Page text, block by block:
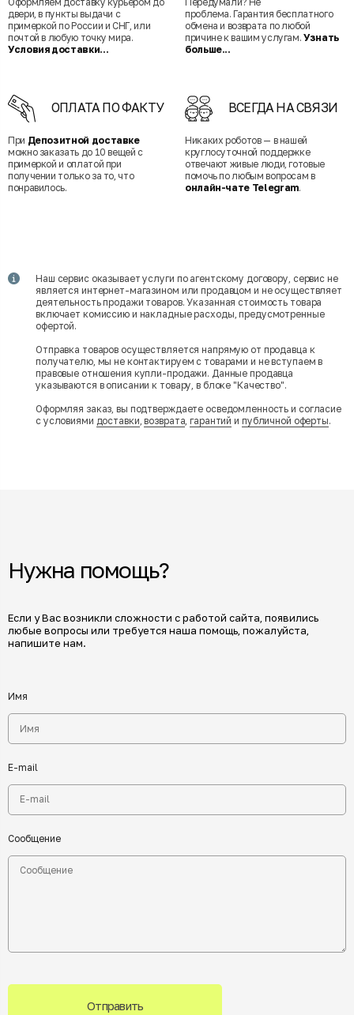
двери, в пункты выдачи с
примеркой по России и СНГ, или
почтой в любую точку мира.
Условия доставки...
проблема. Гарантия бесплатного
обмена и возврата по любой
причине к вашим услугам. Узнать
больше...
ОПЛАТА ПО ФАКТУ
При Депозитной доставке
можно заказать до 10 вещей с
примеркой и оплатой при
получении только за то, что
понравилось.
ВСЕГДА НА СВЯЗИ
Никаких роботов — в нашей
круглосуточной поддержке
отвечают живые люди, готовые
помочь по любым вопросам в
онлайн-чате Telegram.
Наш сервис оказывает услуги по агентскому договору, сервис не
является интернет-магазином или продавцом и не осуществляет
деятельность продажи товаров. Указанная стоимость товара
включает комиссию и накладные расходы, предусмотренные
офертой.
Отправка товаров осуществляется напрямую от продавца к
получателю, мы не контактируем с товарами и не вступаем в
правовые отношения купли-продажи. Данные продавца
указываются в описании к товару, в блоке "Качество".
Оформляя заказ, вы подтверждаете осведомленность и согласие
с условиями доставки,возврата,гарантий и публичной оферты.
Нужна помощь?
Если у Вас возникли сложности с работой сайта, появились
любые вопросы или требуется наша помощь, пожалуйста,
напишите нам.
Имя
E-mail
Сообщение
Отправить